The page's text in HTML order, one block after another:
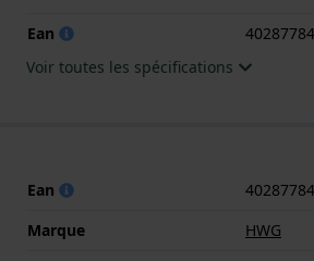
Ean
Voir toutes les spécifications
Ean
Marque
HWG